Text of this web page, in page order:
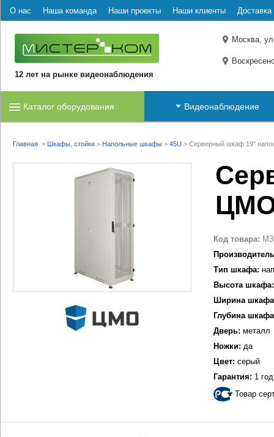
О нас Наша команда Наши проекты Наши клиенты Доставка
12 лет на рынке видеонаблюдения
Москва,
Каталог оборудования Видеонаблюдение
Главная > Шкафы, стойки > Напольные шкафы > 45U > Серверный шкаф 19"
ЦМО
Код товара:
Тип шкафа:
Высота шкафа:
Ширина
Глубина
Дверь: металл
Ножки: да
Цвет: серый
Гарантия: 1 год
Товар